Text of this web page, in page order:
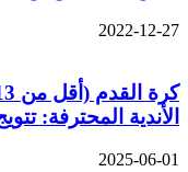
2022-12-27
الأندية المحترفة:
2025-06-01